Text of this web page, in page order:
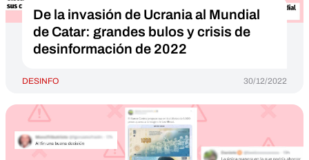
De la invasión de Ucrania al Mundial
de Catar: grandes bulos y crisis de
desinformación de 2022
DESINFO 30/12/2022